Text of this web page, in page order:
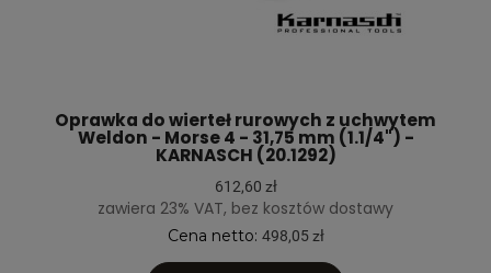
Oprawka do wierteł rurowych z uchwytem
Weldon - Morse 4 - 31,75 mm (1.1/4") -
KARNASCH (20.1292)
612,60 zł
zawiera 23% VAT, bez kosztów dostawy
Cena netto: 498,05 zł